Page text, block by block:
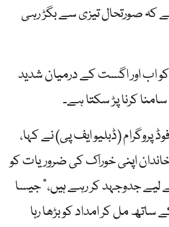
کہ صورتحال تیزی سے بگڑ رہی
افراد کو اب اور اگست کے درمیان شدید
کرنا پڑ سکتا ہے۔
پروگرام (ڈبلیو ایف پی) نے کہا،
اپنی خوراک کی ضروریات کو
لیے جدوجہد کر رہے ہیں،” جیسا
ساتھ مل کر امداد کو بڑھا رہا